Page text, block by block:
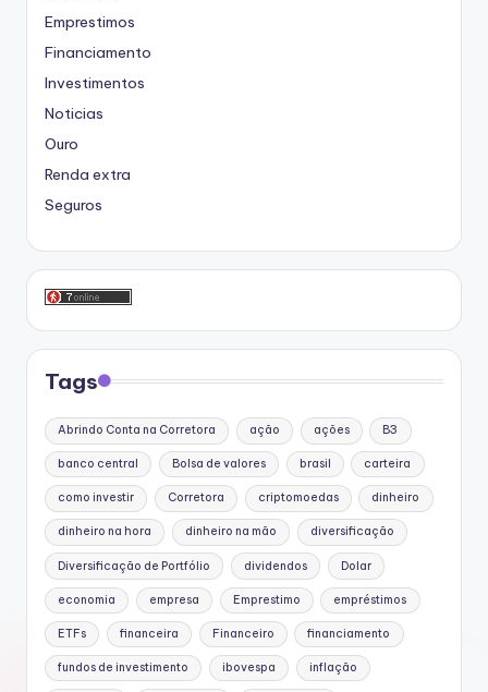
Emprestimos
Financiamento
Investimentos
Noticias
Ouro
Renda extra
Seguros
Tags
Abrindo Conta na Corretora ação ações B3
banco central Bolsa de valores brasil carteira
como investir Corretora criptomoedas dinheiro
dinheiro na hora dinheiro na mão diversificação
Diversificação de Portfólio dividendos Dolar
economia empresa Emprestimo empréstimos
ETFs financeira Financeiro financiamento
fundos de investimento ibovespa inflação